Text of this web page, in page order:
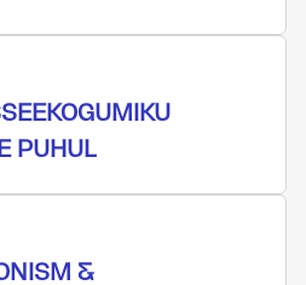
PUHUL
&